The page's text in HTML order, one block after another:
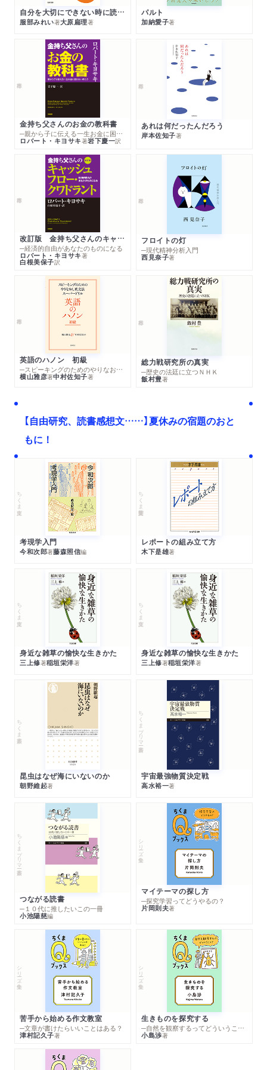
自分を大切にできない時に読む本
服部みれい著大原扁理著
パルト
加納愛子著
金持ち父さんのお金の教科書
─親から子に伝える一生お金に困らない考え方
ロバート・キヨサキ著岩下慶一訳
あれは何だったんだろう
岸本佐知子著
改訂版 金持ち父さんのキャッシュフロー・クワドラント
─経済的自由があなたのものになる
ロバート・キヨサキ著
白根美保子訳
フロイトの灯
─現代精神分析入門
西見奈子著
英語のハノン 初級
─スピーキングのためのやりなおし英文法スーパードリル
横山雅彦著中村佐知子著
総力戦研究所の真実
─歴史の法廷に立つＮＨＫ
飯村豊著
【自由研究、読書感想文……】夏休みの宿題のおと
もに！
ちくま文庫
考現学入門
今和次郎著藤森照信編
ちくま学芸文庫
レポートの組み立て方
木下是雄著
ちくま文庫
身近な雑草の愉快な生きかた
三上修著稲垣栄洋著
ちくま文庫
身近な雑草の愉快な生きかた
三上修著稲垣栄洋著
ちくま新書
昆虫はなぜ海にいないのか
朝野維起著
ちくまプリマー新書
宇宙最強物質決定戦
高水裕一著
ちくまプリマー新書
つながる読書
─１０代に推したいこの一冊
小池陽慈編
シリーズ・全集
マイテーマの探し方
─探究学習ってどうやるの？
片岡則夫著
シリーズ・全集
苦手から始める作文教室
─文章が書けたらいいことはある？
津村記久子著
シリーズ・全集
生きものを探究する
─自然を観察するってどういうこと？
小島渉著